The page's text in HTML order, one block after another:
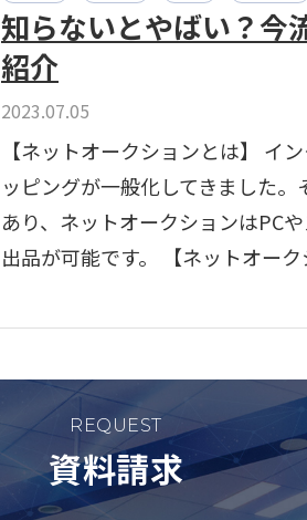
知らないとやばい？今
紹介
2023.07.05
【ネットオークションとは】 イ
ッピングが一般化してきました
あり、ネットオークションはPC
出品が可能です。 【ネットオー
REQUEST
資料請求